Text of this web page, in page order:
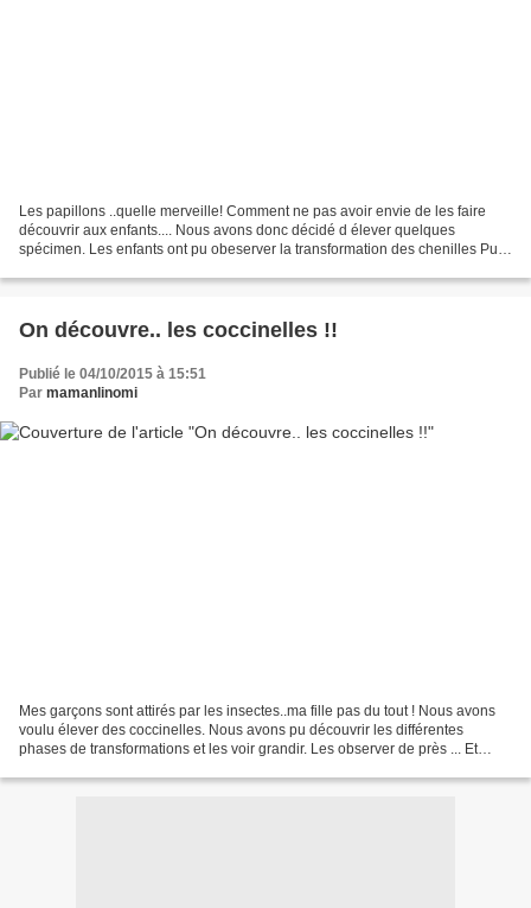
Les papillons ..quelle merveille! Comment ne pas avoir envie de les faire
découvrir aux enfants.... Nous avons donc décidé d élever quelques
spécimen. Les enfants ont pu obeserver la transformation des chenilles Puis
On découvre.. les coccinelles !!
Publié le 04/10/2015 à 15:51
Par mamanlinomi
Mes garçons sont attirés par les insectes..ma fille pas du tout ! Nous avons
voulu élever des coccinelles. Nous avons pu découvrir les différentes
phases de transformations et les voir grandir. Les observer de près ... Et